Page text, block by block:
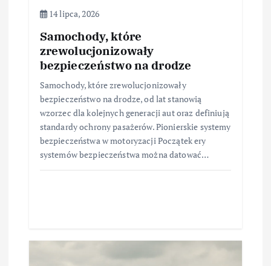
14 lipca, 2026
Samochody, które
zrewolucjonizowały
bezpieczeństwo na drodze
Samochody, które zrewolucjonizowały
bezpieczeństwo na drodze, od lat stanowią
wzorzec dla kolejnych generacji aut oraz definiują
standardy ochrony pasażerów. Pionierskie systemy
bezpieczeństwa w motoryzacji Początek ery
systemów bezpieczeństwa można datować…